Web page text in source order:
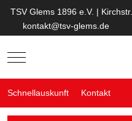
TSV Glems 1896 e.V. |
kontakt@tsv-glems.de
Mobile Menu Toggle
Schnellauskunft Kontakt